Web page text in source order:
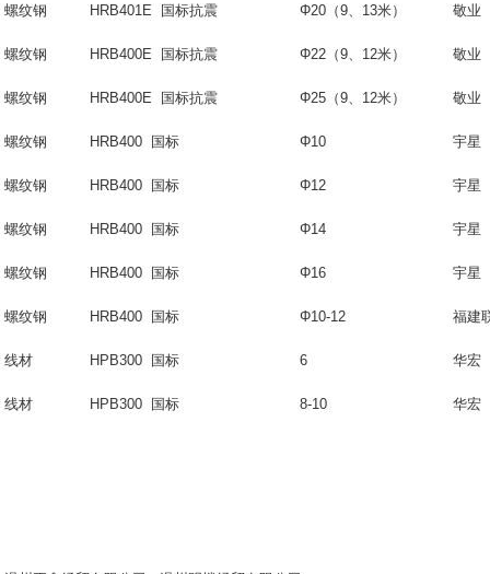
螺纹钢 HRB401E 国标抗震 Φ20 （9、 13米） 敬业
螺纹钢 HRB400E 国标抗震 Φ22（9、12米） 敬业
螺纹钢 HRB400E 国标抗震 Φ25（9、12米） 敬业
螺纹钢 HRB400 国标 Φ10 宇星
螺纹钢 HRB400 国标 Φ12 宇星
螺纹钢 HRB400 国标 Φ14 宇星
螺纹钢 HRB400 国标 Φ16 宇星
螺纹钢 HRB400 国标 Φ10-12 福建
线材 HPB300 国标 6 华宏
线材 HPB300 国标 8-10 华宏